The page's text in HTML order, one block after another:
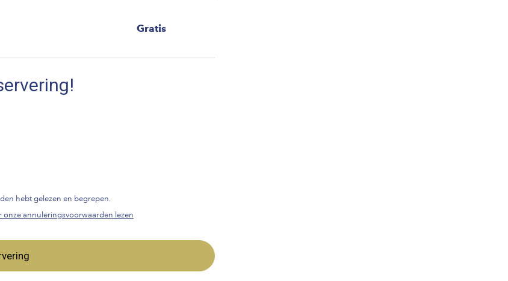
Gratis
hebt gelezen en begrepen.
onze annuleringsvoorwaarden lezen